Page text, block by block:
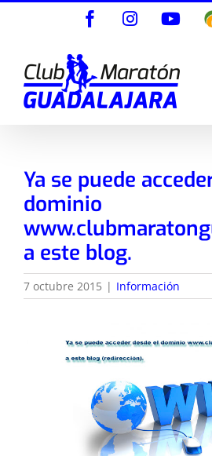
FacebookInstagram
Ya se puede
dominio
a este blog.
7 octubre 2015 | Información